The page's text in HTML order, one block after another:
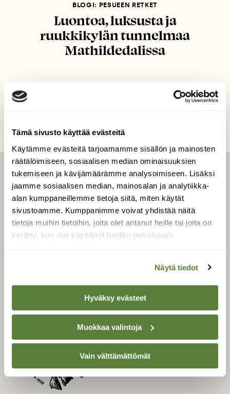
Tämä sivusto käyttää evästeitä
Käytämme evästeitä tarjoamamme sisällön ja mainosten
räätälöimiseen, sosiaalisen median ominaisuuksien
tukemiseen ja kävijämäärämme analysoimiseen. Lisäksi
jaamme sosiaalisen median, mainosalan ja analytiikka-
alan kumppaneillemme tietoja siitä, miten käytät
sivustoamme. Kumppanimme voivat yhdistää näitä
tietoja muihin tietoihin, joita olet antanut heille tai joita on
kerätty, kun olet käyttänyt heidän palvelujaan.
Näytä tiedot
Hyväksy evästeet
Muokkaa valintoja
Vain välttämättömät
BLOGI: PESUEEN RETKET
Luontoa, luksusta ja
ruukkikylän tunnelmaa
Mathildedalissa
LEHTI
Uusin lehti
Tilaa Suomen Luonto
Tilaa digilukuoikeus
Äänestä parasta juttua
SUOJELU­LIITTO
Suomen Luonto -lehden
kustantaja onSuomen
luonnonsuojelu­liitto